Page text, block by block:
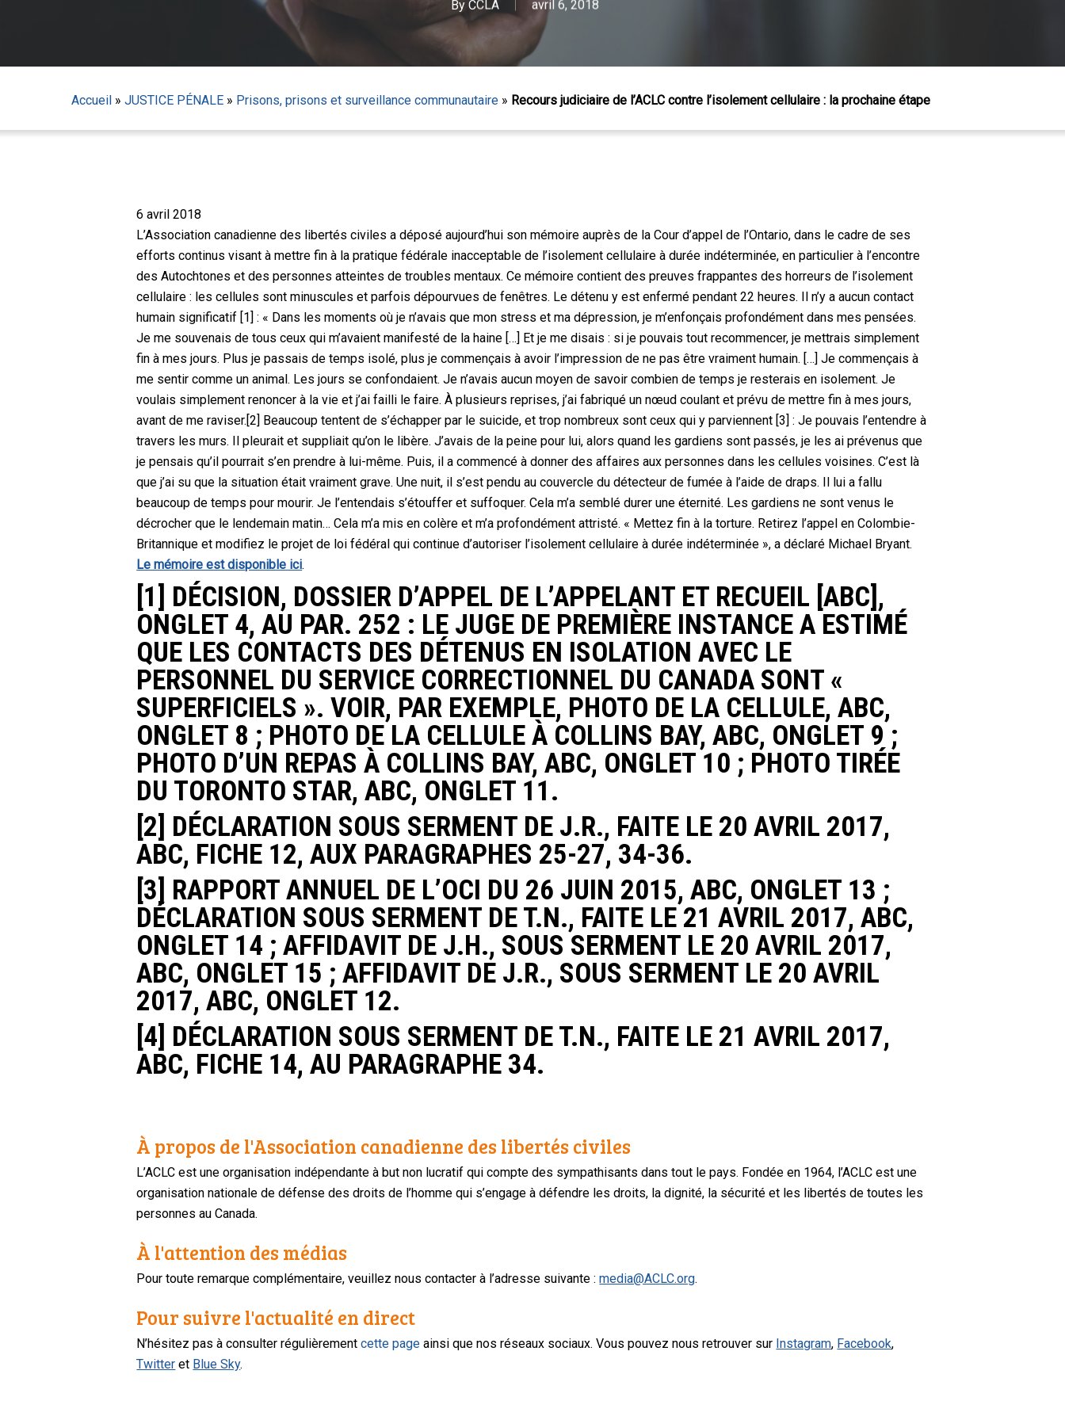
Appuyez sur Entrée pour lancer la recherche ou sur Échap pour fermer
By CCLA avril 6, 2018
Accueil » JUSTICE PÉNALE » Prisons, prisons et surveillance communautaire » Recours judiciaire de l’ACLC contre l’isolement cellulaire : la prochaine étape
6 avril 2018
L’Association canadienne des libertés civiles a déposé aujourd’hui son mémoire auprès de la Cour d’appel de l’Ontario, dans le cadre de ses
efforts continus visant à mettre fin à la pratique fédérale inacceptable de l’isolement cellulaire à durée indéterminée, en particulier à l’encontre
des Autochtones et des personnes atteintes de troubles mentaux. Ce mémoire contient des preuves frappantes des horreurs de l’isolement
cellulaire : les cellules sont minuscules et parfois dépourvues de fenêtres. Le détenu y est enfermé pendant 22 heures. Il n’y a aucun contact
humain significatif [1] : « Dans les moments où je n’avais que mon stress et ma dépression, je m’enfonçais profondément dans mes pensées.
Je me souvenais de tous ceux qui m’avaient manifesté de la haine […] Et je me disais : si je pouvais tout recommencer, je mettrais simplement
fin à mes jours. Plus je passais de temps isolé, plus je commençais à avoir l’impression de ne pas être vraiment humain. […] Je commençais à
me sentir comme un animal. Les jours se confondaient. Je n’avais aucun moyen de savoir combien de temps je resterais en isolement. Je
voulais simplement renoncer à la vie et j’ai failli le faire. À plusieurs reprises, j’ai fabriqué un nœud coulant et prévu de mettre fin à mes jours,
avant de me raviser.[2] Beaucoup tentent de s’échapper par le suicide, et trop nombreux sont ceux qui y parviennent [3] : Je pouvais l’entendre à
travers les murs. Il pleurait et suppliait qu’on le libère. J’avais de la peine pour lui, alors quand les gardiens sont passés, je les ai prévenus que
je pensais qu’il pourrait s’en prendre à lui-même. Puis, il a commencé à donner des affaires aux personnes dans les cellules voisines. C’est là
que j’ai su que la situation était vraiment grave. Une nuit, il s’est pendu au couvercle du détecteur de fumée à l’aide de draps. Il lui a fallu
beaucoup de temps pour mourir. Je l’entendais s’étouffer et suffoquer. Cela m’a semblé durer une éternité. Les gardiens ne sont venus le
décrocher que le lendemain matin… Cela m’a mis en colère et m’a profondément attristé. « Mettez fin à la torture. Retirez l’appel en Colombie-
Britannique et modifiez le projet de loi fédéral qui continue d’autoriser l’isolement cellulaire à durée indéterminée », a déclaré Michael Bryant.
Le mémoire est disponible ici.
[1] DÉCISION, DOSSIER D’APPEL DE L’APPELANT ET RECUEIL [ABC],
ONGLET 4, AU PAR. 252 : LE JUGE DE PREMIÈRE INSTANCE A ESTIMÉ
QUE LES CONTACTS DES DÉTENUS EN ISOLATION AVEC LE
PERSONNEL DU SERVICE CORRECTIONNEL DU CANADA SONT «
SUPERFICIELS ». VOIR, PAR EXEMPLE, PHOTO DE LA CELLULE, ABC,
ONGLET 8 ; PHOTO DE LA CELLULE À COLLINS BAY, ABC, ONGLET 9 ;
PHOTO D’UN REPAS À COLLINS BAY, ABC, ONGLET 10 ; PHOTO TIRÉE
DU TORONTO STAR, ABC, ONGLET 11.
[2] DÉCLARATION SOUS SERMENT DE J.R., FAITE LE 20 AVRIL 2017,
ABC, FICHE 12, AUX PARAGRAPHES 25-27, 34-36.
[3] RAPPORT ANNUEL DE L’OCI DU 26 JUIN 2015, ABC, ONGLET 13 ;
DÉCLARATION SOUS SERMENT DE T.N., FAITE LE 21 AVRIL 2017, ABC,
ONGLET 14 ; AFFIDAVIT DE J.H., SOUS SERMENT LE 20 AVRIL 2017,
ABC, ONGLET 15 ; AFFIDAVIT DE J.R., SOUS SERMENT LE 20 AVRIL
2017, ABC, ONGLET 12.
[4] DÉCLARATION SOUS SERMENT DE T.N., FAITE LE 21 AVRIL 2017,
ABC, FICHE 14, AU PARAGRAPHE 34.
À propos de l'Association canadienne des libertés civiles
L’ACLC est une organisation indépendante à but non lucratif qui compte des sympathisants dans tout le pays. Fondée en 1964, l’ACLC est une
organisation nationale de défense des droits de l’homme qui s’engage à défendre les droits, la dignité, la sécurité et les libertés de toutes les
personnes au Canada.
À l'attention des médias
Pour toute remarque complémentaire, veuillez nous contacter à l’adresse suivante :media@ACLC.org.
Pour suivre l'actualité en direct
N’hésitez pas à consulter régulièrementcette page ainsi que nos réseaux sociaux. Vous pouvez nous retrouver sur Instagram, Facebook,
Twitter et Blue Sky.